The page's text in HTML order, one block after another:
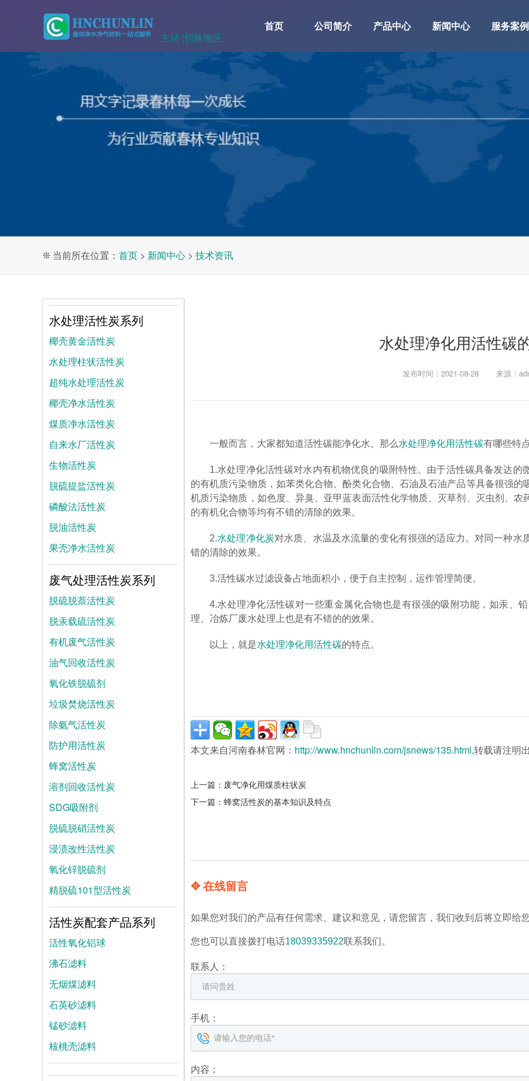
主站 |切换地区
首页 公司简介 产品中心 新闻中心 服务案例
❊ 当前所在位置： 首页 > 新闻中心 > 技术资讯
水处理净化用活性碳
发布时间：2021-08-28 来源：
一般而言，大家都知道活性碳能净化水。那么水处理净化用活性碳有哪些特
1.水处理净化活性碳对水内有机物优良的吸附特性。由于活性碳具备发达
的有机质污染物质，如苯类化合物、酚类化合物、石油及石油产品等具备很强
机质污染物质，如色度、异臭、亚甲蓝表面活性化学物质、灭草剂、灭虫剂、
的有机化合物等均有不错的清除的效果。
2.水处理净化炭对水质、水温及水流量的变化有很强的适应力。对同一种
错的清除的效果。
3.活性碳水过滤设备占地面积小，便于自主控制，运作管理简便。
4.水处理净化活性碳对一些重金属化合物也是有很强的吸附功能，如汞、
理、冶炼厂废水处理上也是有不错的的效果。
以上，就是水处理净化用活性碳的特点。
本文来自河南春林官网： http://www.hnchunlin.com/jsnews/135.html,转载请注明
上一篇： 废气净化用煤质柱状炭
下一篇： 蜂窝活性炭的基本知识及特点
✥ 在线留言
如果您对我们的产品有任何需求、建议和意见，请您留言，我们收到后将立即给
您也可以直接拨打电话18039335922联系我们。
联系人：
手机：
内容：
水处理活性炭系列
椰壳黄金活性炭
水处理柱状活性炭
超纯水处理活性炭
椰壳净水活性炭
煤质净水活性炭
自来水厂活性炭
生物活性炭
脱硫提盐活性炭
磷酸法活性炭
脱油活性炭
果壳净水活性炭
废气处理活性炭系列
脱硫脱萘活性炭
脱汞载硫活性炭
有机废气活性炭
油气回收活性炭
氧化铁脱硫剂
垃圾焚烧活性炭
除氨气活性炭
防护用活性炭
蜂窝活性炭
溶剂回收活性炭
SDG吸附剂
脱硫脱硝活性炭
浸渍改性活性炭
氧化锌脱硫剂
精脱硫101型活性炭
活性炭配套产品系列
活性氧化铝球
沸石滤料
无烟煤滤料
石英砂滤料
锰砂滤料
核桃壳滤料